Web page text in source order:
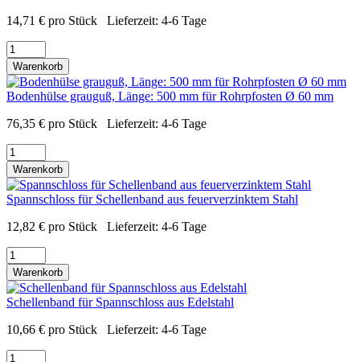
14,71 € pro Stück Lieferzeit: 4-6 Tage
Warenkorb
Bodenhülse grauguß, Länge: 500 mm für Rohrpfosten Ø 60 mm
76,35 € pro Stück Lieferzeit: 4-6 Tage
Warenkorb
Spannschloss für Schellenband aus feuerverzinktem Stahl
12,82 € pro Stück Lieferzeit: 4-6 Tage
Warenkorb
Schellenband für Spannschloss aus Edelstahl
10,66 € pro Stück Lieferzeit: 4-6 Tage